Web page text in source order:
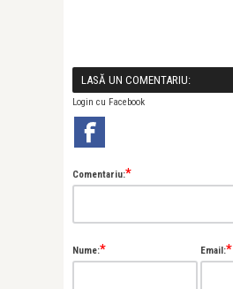
LASĂ UN COMENTARIU:
Login cu Facebook
Comentariu:*
Nume:* Email:*